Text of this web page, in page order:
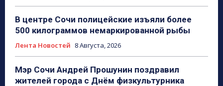
В центре Сочи полицейские изъяли более
500 килограммов немаркированной рыбы
Лента Новостей 8 Августа, 2026
Мэр Сочи Андрей Прошунин поздравил
жителей города с Днём физкультурника